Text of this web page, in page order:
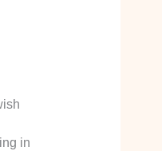
in